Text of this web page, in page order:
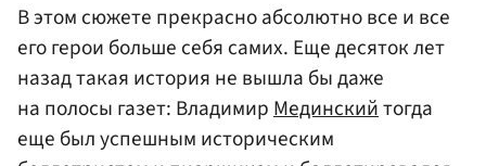
В этом сюжете прекрасно абсолютно все и все
его герои больше себя самих. Еще десяток лет
назад такая история не вышла бы даже
на полосы газет: ВладимирМединскийтогда
еще был успешным историческим